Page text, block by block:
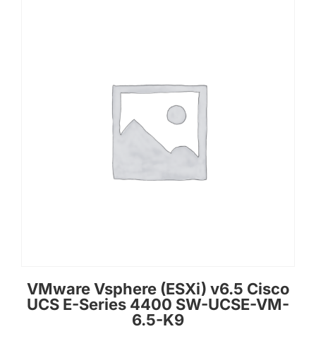
VMware Vsphere (ESXi) v6.5 Cisco
UCS E-Series 4400 SW-UCSE-VM-
6.5-K9